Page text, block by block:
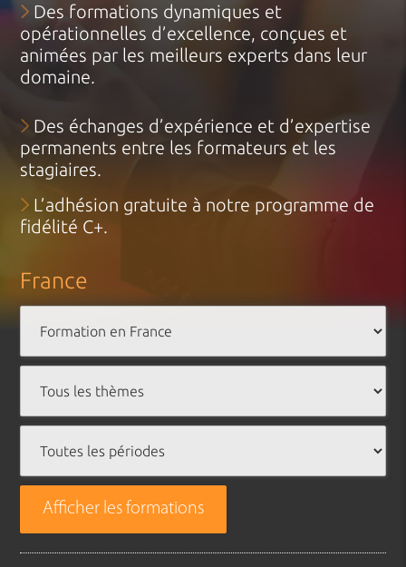
Des formations dynamiques et
opérationnelles d’excellence, conçues et
animées par les meilleurs experts dans leur
domaine.
Des échanges d’expérience et d’expertise
permanents entre les formateurs et les
stagiaires.
L’adhésion gratuite à notre programme de
fidélité C+.
France
Afficher les formations